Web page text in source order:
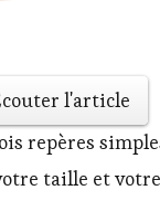
l'article
repères
taille et